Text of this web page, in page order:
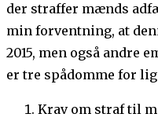
der straffer mænds
min forventning, at
2015, men også andre
er tre spådomme for
Krav om straf til